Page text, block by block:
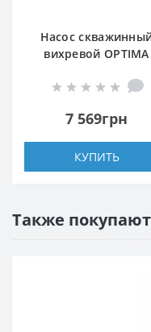
Насос
вихревой OPTIMA
0,75кВт + кабель 20м
7 569грн
КУПИТЬ
Также